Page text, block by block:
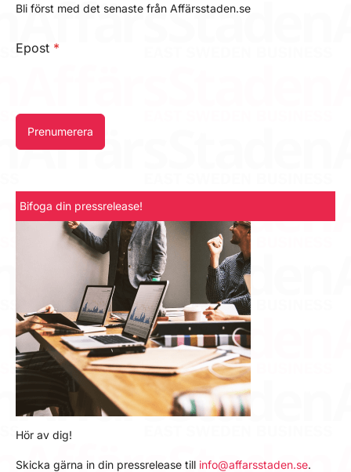
Bli först med det senaste från Affärsstaden.se
Epost *
Prenumerera
Bifoga din pressrelease!
Hör av dig!
Skicka gärna in din pressrelease till info@affarsstaden.se.